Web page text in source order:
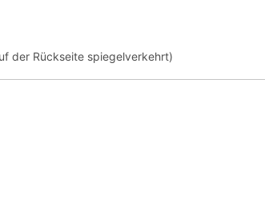
der Rückseite spiegelverkehrt)